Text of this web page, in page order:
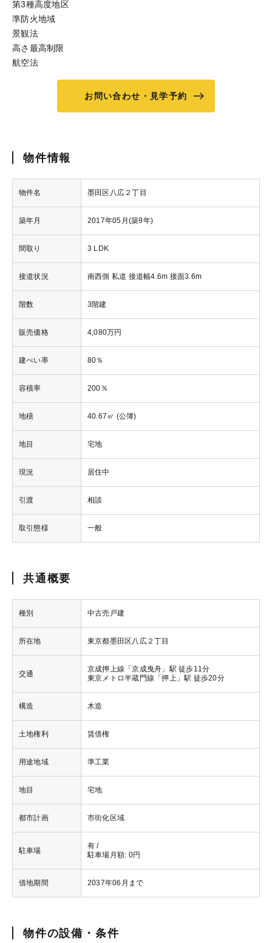
第3種高度地区
準防火地域
景観法
高さ最高制限
航空法
お問い合わせ・見学予約
物件情報
物件名 墨田区八広２丁目
築年月 2017年05月(築9年)
間取り 3 LDK
接道状況 南西側 私道 接道幅4.6m 接面3.6m
階数 3階建
販売価格 4,080万円
建ぺい率 80％
容積率 200％
地積 40.67㎡ (公簿)
地目 宅地
現況 居住中
引渡 相談
取引態様 一般
共通概要
種別 中古売戸建
所在地 東京都墨田区八広２丁目
交通
京成押上線「京成曳舟」駅 徒歩11分
東京メトロ半蔵門線「押上」駅 徒歩20分
構造 木造
土地権利 賃借権
用途地域 準工業
地目 宅地
都市計画 市街化区域
駐車場
有 /
駐車場月額: 0円
借地期間 2037年06月まで
物件の設備・条件